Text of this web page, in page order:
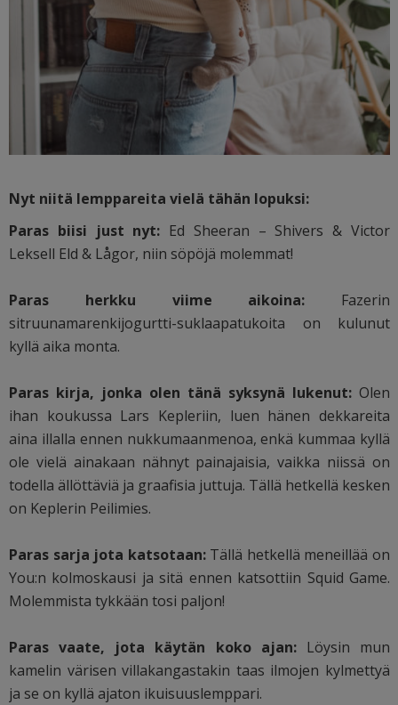
Nyt niitä lemppareita vielä tähän lopuksi:
Paras biisi just nyt: Ed Sheeran – Shivers & Victor
Leksell Eld & Lågor, niin söpöjä molemmat!
Paras herkku viime aikoina: Fazerin
sitruunamarenkijogurtti-suklaapatukoita on kulunut
kyllä aika monta.
Paras kirja, jonka olen tänä syksynä lukenut: Olen
ihan koukussa Lars Kepleriin, luen hänen dekkareita
aina illalla ennen nukkumaanmenoa, enkä kummaa kyllä
ole vielä ainakaan nähnyt painajaisia, vaikka niissä on
todella ällöttäviä ja graafisia juttuja. Tällä hetkellä kesken
on Keplerin Peilimies.
Paras sarja jota katsotaan:Tällä hetkellä meneillää on
You:n kolmoskausi ja sitä ennen katsottiin Squid Game.
Molemmista tykkään tosi paljon!
Paras vaate, jota käytän koko ajan:Löysin mun
kamelin värisen villakangastakin taas ilmojen kylmettyä
ja se on kyllä ajaton ikuisuuslemppari.